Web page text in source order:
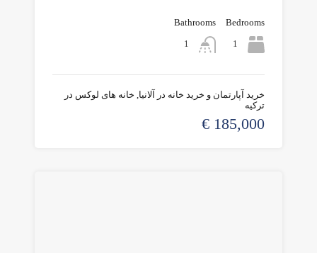
Bedrooms
1
Bathrooms
1
خرید آپارتمان و خرید خانه در آلانیا, خانه های لوکس در
ترکیه
185,000 €